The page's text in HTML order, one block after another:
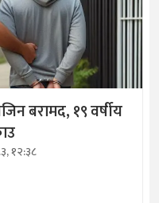
बरामद, १९ वर्षीय
१२:३८